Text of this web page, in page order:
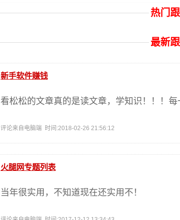
热门
最新
新手软件赚钱
看松松的文章真的是读文章，学知识！！！每
评论来自电脑端 时间:2018-02-26 21:56:12
火腿网专题列表
当年很实用，不知道现在还实用不！